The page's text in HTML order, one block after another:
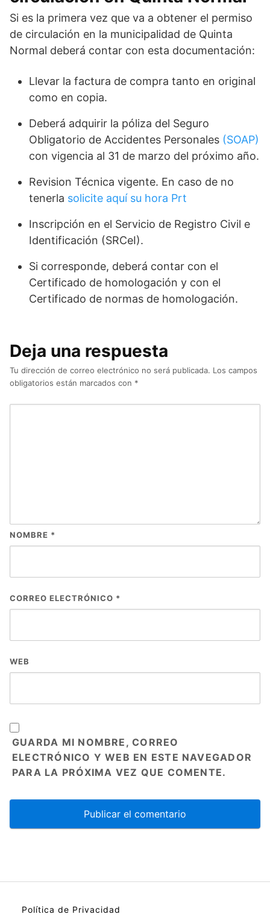
Si es la primera vez que va a obtener el permiso
de circulación en la municipalidad de Quinta
Normal deberá contar con esta documentación:
Llevar la factura de compra tanto en original
como en copia.
Deberá adquirir la póliza del Seguro
Obligatorio de Accidentes Personales (SOAP)
con vigencia al 31 de marzo del próximo año.
Revision Técnica vigente. En caso de no
tenerla solicite aquí su hora Prt
Inscripción en el Servicio de Registro Civil e
Identificación (SRCeI).
Si corresponde, deberá contar con el
Certificado de homologación y con el
Certificado de normas de homologación.
Deja una respuesta
Tu dirección de correo electrónico no será publicada. Los campos
obligatorios están marcados con *
NOMBRE *
CORREO ELECTRÓNICO *
WEB
GUARDA MI NOMBRE, CORREO
ELECTRÓNICO Y WEB EN ESTE NAVEGADOR
PARA LA PRÓXIMA VEZ QUE COMENTE.
Política de Privacidad